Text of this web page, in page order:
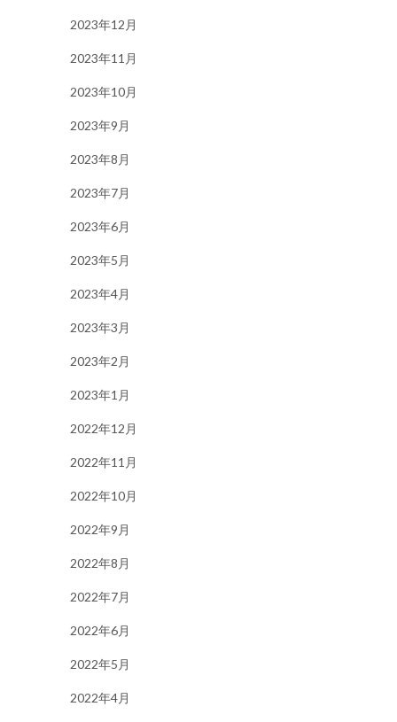
2023年12月
2023年11月
2023年10月
2023年9月
2023年8月
2023年7月
2023年6月
2023年5月
2023年4月
2023年3月
2023年2月
2023年1月
2022年12月
2022年11月
2022年10月
2022年9月
2022年8月
2022年7月
2022年6月
2022年5月
2022年4月